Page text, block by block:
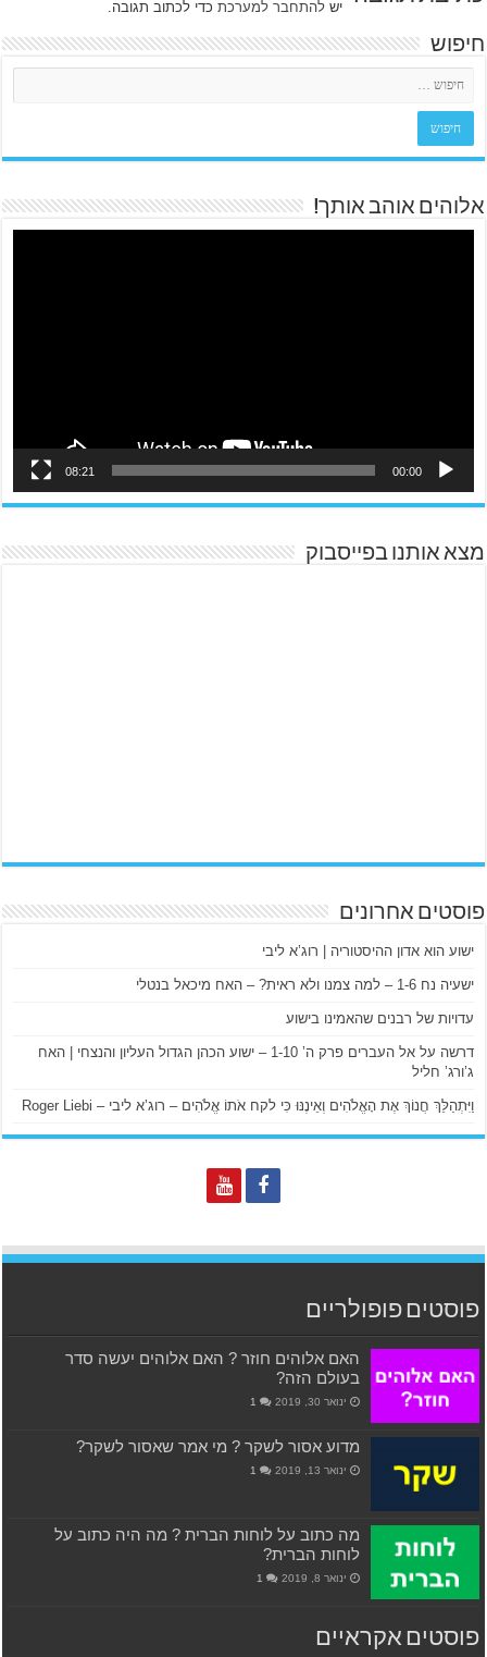
ישלהתחבר למערכת כדי לכתוב תגובה.
חיפוש
אלוהים אוהב אותך!
00:00
08:21
מצא אותנו בפייסבוק
פוסטים אחרונים
ישוע הוא אדון ההיסטוריה | רוג’א ליבי
ישעיה נח 1-6 – למה צמנו ולא ראית? – האח מיכאל בנטלי
עדויות של רבנים שהאמינו בישוע
דרשה על אל העברים פרק ה’ 1-10 – ישוע הכהן הגדול העליון והנצחי | האח
ג’ורג’ חליל
וַיִּתְהַלֵּךְ חֲנוֹךְ אֶת הָאֱלֹהִים וְאֵינֶנּוּ כִּי לקח אֹתוֹ אֱלֹהִים – רוג’א ליבי – Roger Liebi
פוסטים פופולריים
האם אלוהים חוזר ? האם אלוהים יעשה סדר
בעולם הזה?
ינואר 30, 2019 1
מדוע אסור לשקר ? מי אמר שאסור לשקר?
ינואר 13, 2019 1
מה כתוב על לוחות הברית ? מה היה כתוב על
לוחות הברית?
ינואר 8, 2019 1
פוסטים אקראיים